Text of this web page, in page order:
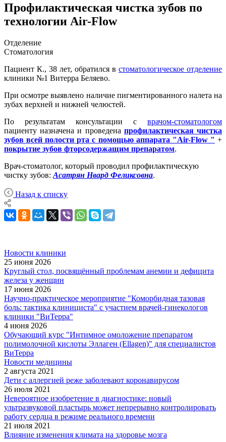
Профилактическая чистка зубов по
технологии Air-Flow
Отделение
Стоматология
Пациент К., 38 лет, обратился в стоматологическое отделение
клиники №1 Витерра Беляево.
При осмотре выявлено наличие пигментированного налета на
зубах верхней и нижней челюстей.
По результатам консультации с врачом-стоматологом
пациенту назначена и проведена профилактическая чистка
зубов всей полости рта с помощью аппарата "Air-Flow " +
покрытие зубов фторсодержащим препаратом.
Врач-стоматолог, который проводил профилактическую
чистку зубов: Асатрян Нвард Феликсовна.
Назад к списку
Новости клиники
25 июня 2026
Круглый стол, посвящённый проблемам анемии и дефицита
железа у женщин
17 июня 2026
Научно-практическое мероприятие "Коморбидная тазовая
боль: тактика клинициста" с участием врачей-гинекологов
клиники "ВиТерра"
4 июня 2026
Обучающий курс "Интимное омоложение препаратом
полимолочной кислоты Эллаген (Ellagen)" для специалистов
ВиТерра
Новости медицины
2 августа 2021
Дети с аллергией реже заболевают коронавирусом
26 июля 2021
Невероятное изобретение в диагностике: новый
ультразвуковой пластырь может непрерывно контролировать
работу сердца в режиме реального времени
21 июля 2021
Влияние изменения климата на здоровье мозга